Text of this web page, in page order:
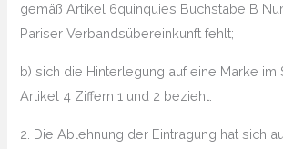
gemäß Artikel 6quinquies Buchstabe B
Pariser Verbandsübereinkunft fehlt;
b) sich die Hinterlegung auf eine Marke im
Artikel 4 Ziffern 1 und 2 bezieht.
2. Die Ablehnung der Eintragung hat sich